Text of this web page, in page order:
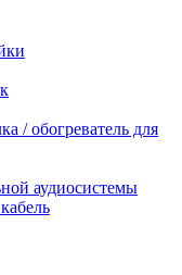
/ обогреватель для
аудиосистемы